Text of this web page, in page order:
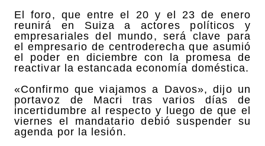
El foro, que entre el 20 y el 23 de enero
reunirá en Suiza a actores políticos y
empresariales del mundo, será clave para
el empresario de centroderecha que asumió
el poder en diciembre con la promesa de
reactivar la estancada economía doméstica.
«Confirmo que viajamos a Davos», dijo un
portavoz de Macri tras varios días de
incertidumbre al respecto y luego de que el
viernes el mandatario debió suspender su
agenda por la lesión.